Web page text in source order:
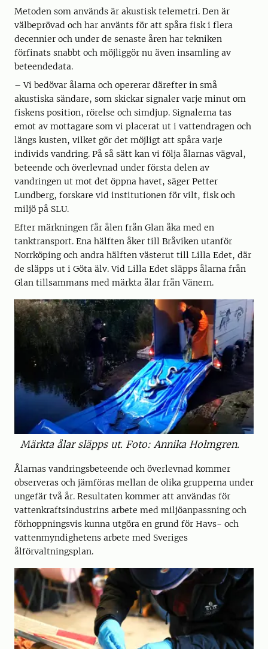
Metoden som används är akustisk telemetri. Den är
välbeprövad och har använts för att spåra fisk i flera
decennier och under de senaste åren har tekniken
förfinats snabbt och möjliggör nu även insamling av
beteendedata.
– Vi bedövar ålarna och opererar därefter in små
akustiska sändare, som skickar signaler varje minut om
fiskens position, rörelse och simdjup. Signalerna tas
emot av mottagare som vi placerat ut i vattendragen och
längs kusten, vilket gör det möjligt att spåra varje
individs vandring. På så sätt kan vi följa ålarnas vägval,
beteende och överlevnad under första delen av
vandringen ut mot det öppna havet, säger Petter
Lundberg, forskare vid institutionen för vilt, fisk och
miljö på SLU.
Efter märkningen får ålen från Glan åka med en
tanktransport. Ena hälften åker till Bråviken utanför
Norrköping och andra hälften västerut till Lilla Edet, där
de släpps ut i Göta älv. Vid Lilla Edet släpps ålarna från
Glan tillsammans med märkta ålar från Vänern.
Märkta ålar släpps ut. Foto: Annika Holmgren.
Ålarnas vandringsbeteende och överlevnad kommer
observeras och jämföras mellan de olika grupperna under
ungefär två år. Resultaten kommer att användas för
vattenkraftsindustrins arbete med miljöanpassning och
förhoppningsvis kunna utgöra en grund för Havs- och
vattenmyndighetens arbete med Sveriges
ålförvaltningsplan.